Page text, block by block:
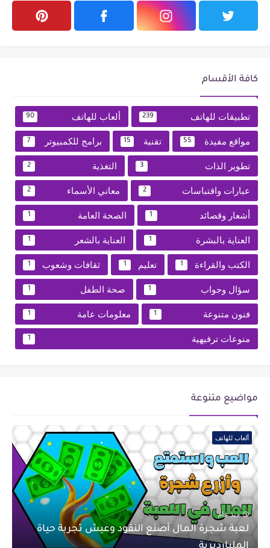
كافة الأقسام
تطبيقات للهاتف 239 ألعاب للهاتف 90
مواقع مفيدة 55 تقنية 15 برامج للكمبيوتر 7
تطوير الذات 3 التغذية 2
عبارات واقتباسات 2 معاني الأسماء 2
أشعار وقصائد 1 الصحة العامة 1
العناية بالبشرة 1 العناية بالشعر 1
الكتب والقراءة 1 تعليم 1 ثقافات وشعوب 1
سؤال وجواب 1 صحة الطفل 1
فنون متنوعة 1 معلومات عامة 1
منوعات ترفيهية 1
مواضيع متنوعة
ألعاب للهاتف
منذ عام
لعبة شجرة المال أصنع النقود وعيش تجربة حياة